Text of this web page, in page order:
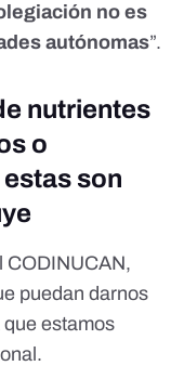
no es
autónomas”.
nutrientes
o
estas son
CODINUCAN,
puedan darnos
que estamos